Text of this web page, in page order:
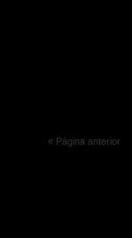
« Página anterior